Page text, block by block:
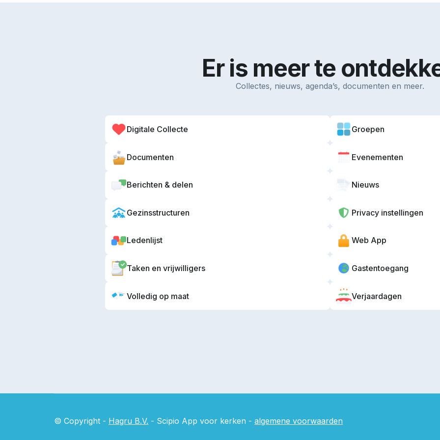
Er is meer te
Collectes, nieuws, agenda’s, documenten en meer.
Digitale Collecte
Documenten
Berichten & delen
Gezinsstructuren
Ledenlijst
Taken en vrijwilligers
Volledig op maat
Groepen
Evenementen
Nieuws
Privacy instellingen
Web App
Gastentoegang
Verjaardagen
© Copyright - Hagru B.V. - Scipio App voor kerken -algemene voorwaarden